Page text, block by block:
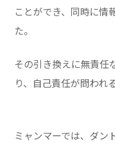
ことができ、同時に情
た。
その引き換えに無責任
り、自己責任が問われ
ミャンマーでは、ダン